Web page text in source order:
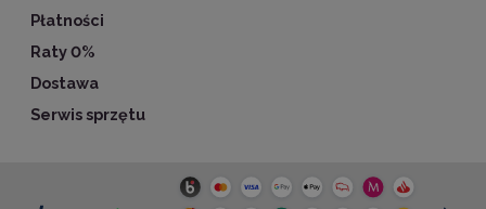
Płatności
Raty 0%
Dostawa
Serwis sprzętu